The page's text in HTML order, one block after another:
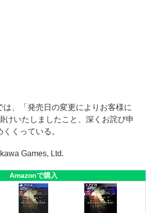
、「発売日の変更によりお客様に
けいたしましたこと、深くお詫び申
くっている。
Games, Ltd.
Amazonで購入